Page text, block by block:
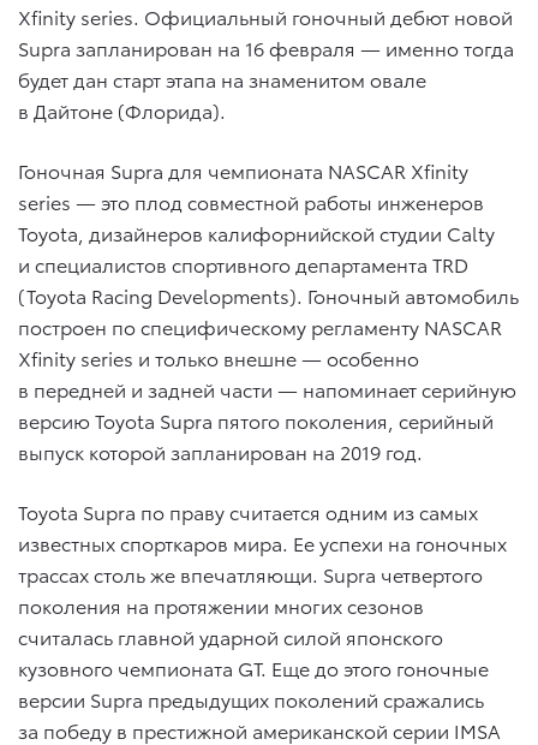
Xfinity series. Официальный гоночный дебют новой
Supra запланирован на 16 февраля — именно тогда
будет дан старт этапа на знаменитом овале
в Дайтоне (Флорида).
Гоночная Supra для чемпионата NASCAR Xfinity
series — это плод совместной работы инженеров
Toyota, дизайнеров калифорнийской студии Calty
и специалистов спортивного департамента TRD
(Toyota Racing Developments). Гоночный автомобиль
построен по специфическому регламенту NASCAR
Xfinity series и только внешне — особенно
в передней и задней части — напоминает серийную
версию Toyota Supra пятого поколения, серийный
выпуск которой запланирован на 2019 год.
Toyota Supra по праву считается одним из самых
известных спорткаров мира. Ее успехи на гоночных
трассах столь же впечатляющи. Supra четвертого
поколения на протяжении многих сезонов
считалась главной ударной силой японского
кузовного чемпионата GT. Еще до этого гоночные
версии Supra предыдущих поколений сражались
за победу в престижной американской серии IMSA